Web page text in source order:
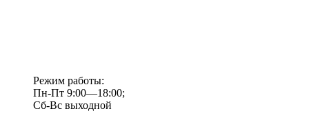
Режим работы:
Пн-Пт 9:00—18:00;
Сб-Вс выходной